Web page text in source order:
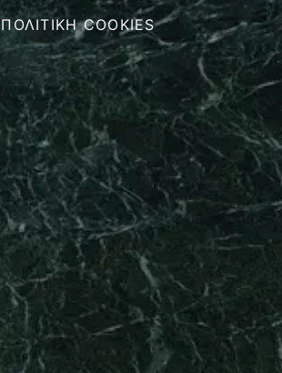
ΠΟΛΙΤΙΚΉ COOKIES